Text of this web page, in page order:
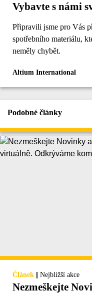
Vybavte s námi
Připravili jsme pro Vás
spotřebního materiálu,
neměly chybět.
Altium International
Podobné články
Článek | Nejbližší akce
Nezmeškejte